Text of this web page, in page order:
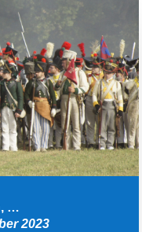
…
2023